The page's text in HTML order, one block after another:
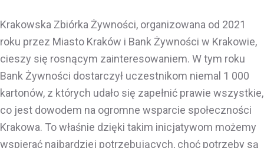
Krakowska Zbiórka Żywności, organizowana od 2021
roku przez Miasto Kraków i Bank Żywności w Krakowie,
cieszy się rosnącym zainteresowaniem. W tym roku
Bank Żywności dostarczył uczestnikom niemal 1 000
kartonów, z których udało się zapełnić prawie wszystkie,
co jest dowodem na ogromne wsparcie społeczności
Krakowa. To właśnie dzięki takim inicjatywom możemy
wspierać najbardziej potrzebujących, choć potrzeby są